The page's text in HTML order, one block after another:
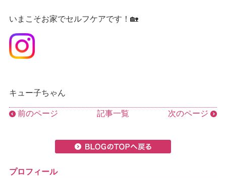
いまこそお家でセルフケアです！🏡
キュー子ちゃん
前のページ 次のページ
記事一覧
プロフィール